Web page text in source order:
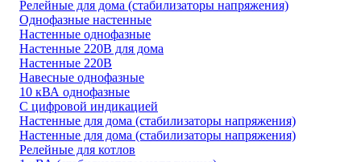
Релейные для дома (стабилизаторы напряжения)
Однофазные настенные
Настенные однофазные
Настенные 220В для дома
Настенные 220В
Навесные однофазные
10 кВА однофазные
С цифровой индикацией
Настенные для дома (стабилизаторы напряжения)
Настенные для дома (стабилизаторы напряжения)
Релейные для котлов